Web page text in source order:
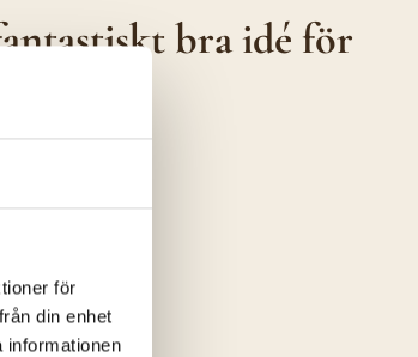
för
din enhet
informationen
bra idé för